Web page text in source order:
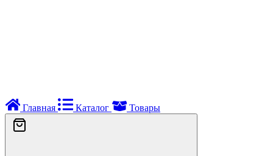
Главная Каталог Товары